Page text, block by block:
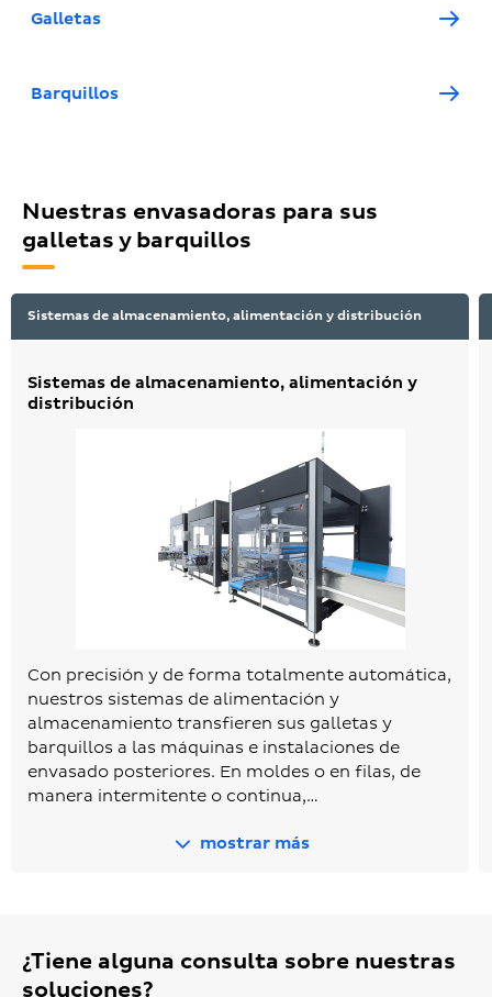
Galletas
Barquillos
Nuestras envasadoras para sus
galletas y barquillos
Sistemas de almacenamiento, alimentación y distribución
Sistemas de almacenamiento, alimentación y
distribución
Con precisión y de forma totalmente automática,
nuestros sistemas de alimentación y
almacenamiento transfieren sus galletas y
barquillos a las máquinas e instalaciones de
envasado posteriores. En moldes o en filas, de
manera intermitente o continua,…
mostrar más
¿Tiene alguna consulta sobre nuestras
soluciones?